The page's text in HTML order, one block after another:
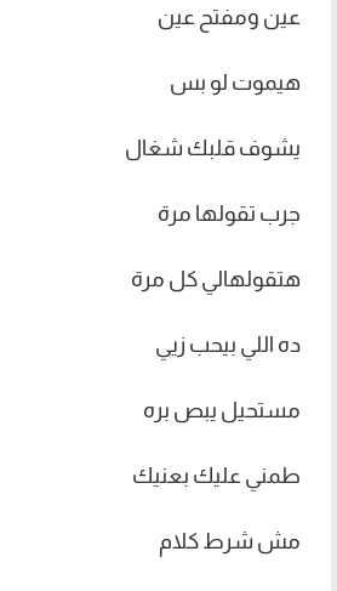
عين ومفتح عين
هيموت لو بس
يشوف قلبك شغال
جرب تقولها مرة
هتقولهالي كل مرة
ده اللي بيحب زيي
مستحيل يبص بره
طمني عليك بعنيك
مش شرط كلام